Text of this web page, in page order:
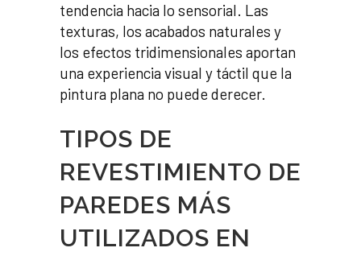
tendencia hacia lo sensorial. Las
texturas, los acabados naturales y
los efectos tridimensionales aportan
una experiencia visual y táctil que la
pintura plana no puede derecer.
TIPOS DE
REVESTIMIENTO DE
PAREDES MÁS
UTILIZADOS EN